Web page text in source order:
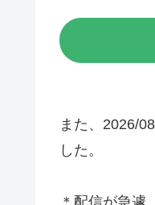
また、2026/
した。